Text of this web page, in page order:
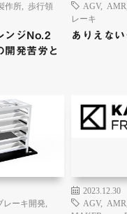
作所
歩行領
ンジNo.2
開発苦労と
AGV, AMR
レーキ
ありえな
レーキ開発
2023.12.30
AGV, AMR